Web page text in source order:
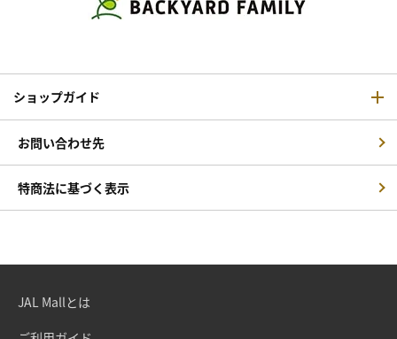
ショップガイド
お問い合わせ先
特商法に基づく表示
JAL Mallとは